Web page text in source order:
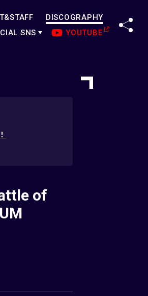
DISCOGRAPHY
SNS YOUTUBE
of